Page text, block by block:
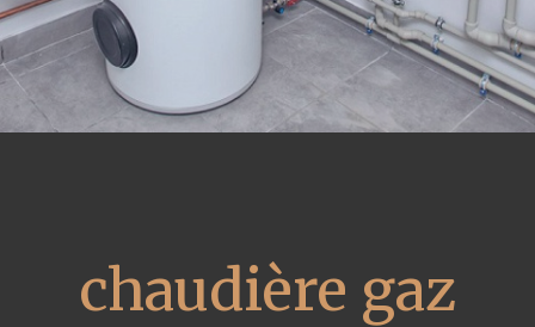
chaudière gaz